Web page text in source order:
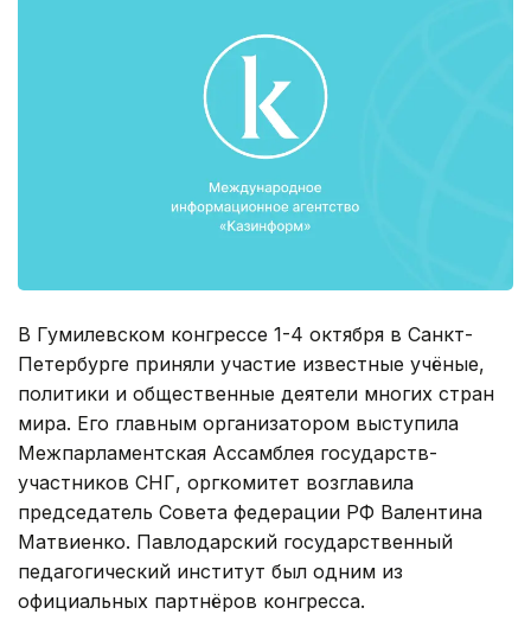
В Гумилевском конгрессе 1-4 октября в Санкт-
Петербурге приняли участие известные учёные,
политики и общественные деятели многих стран
мира. Его главным организатором выступила
Межпарламентская Ассамблея государств-
участников СНГ, оргкомитет возглавила
председатель Совета федерации РФ Валентина
Матвиенко. Павлодарский государственный
педагогический институт был одним из
официальных партнёров конгресса.